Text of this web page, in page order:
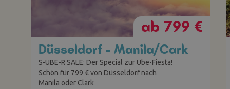
ab 799 €
Düsseldorf - Manila/Cark
S-UBE-R SALE: Der Special zur Ube-Fiesta!
Schön für 799 € von Düsseldorf nach
Manila oder Clark